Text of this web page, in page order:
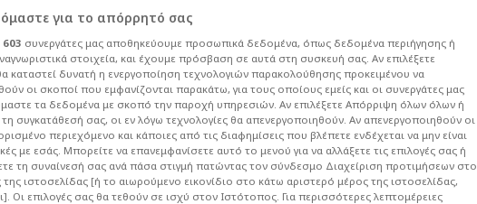
στην ιστορία
Basketball Champions League
για το απόρρητό σας
603 συνεργάτες μας αποθηκεύουμε προσωπικά δεδομένα, όπως δεδομένα περιήγησης ή
στοιχεία, και έχουμε πρόσβαση σε αυτά στη συσκευή σας. Αν επιλέξετε
καταστεί δυνατή η ενεργοποίηση τεχνολογιών παρακολούθησης προκειμένου να
οι σκοποί που εμφανίζονται παρακάτω, για τους οποίους εμείς και οι συνεργάτες μας
τα δεδομένα με σκοπό την παροχή υπηρεσιών. Αν επιλέξετε Απόρριψη όλων όλων ή
συγκατάθεσή σας, οι εν λόγω τεχνολογίες θα απενεργοποιηθούν. Αν απενεργοποιηθούν οι
περιεχόμενο και κάποιες από τις διαφημίσεις που βλέπετε ενδέχεται να μην είναι
με εσάς. Μπορείτε να επανεμφανίσετε αυτό το μενού για να αλλάξετε τις επιλογές σας ή
τη συναίνεσή σας ανά πάσα στιγμή πατώντας τον σύνδεσμο Διαχείριση προτιμήσεων στο
ιστοσελίδας [ή το αιωρούμενο εικονίδιο στο κάτω αριστερό μέρος της ιστοσελίδας,
Οι επιλογές σας θα τεθούν σε ισχύ στον Ιστότοπος. Για περισσότερες λεπτομέρειες